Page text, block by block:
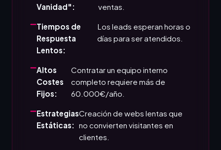
Vanidad":
ventas.
Tiempos de
Respuesta
Lentos:
Los leads esperan horas o
días para ser atendidos.
Altos
Costes
Fijos:
Contratar un equipo interno
completo requiere más de
60.000€/año.
Estrategias
Estáticas:
Creación de webs lentas que
no convierten visitantes en
clientes.